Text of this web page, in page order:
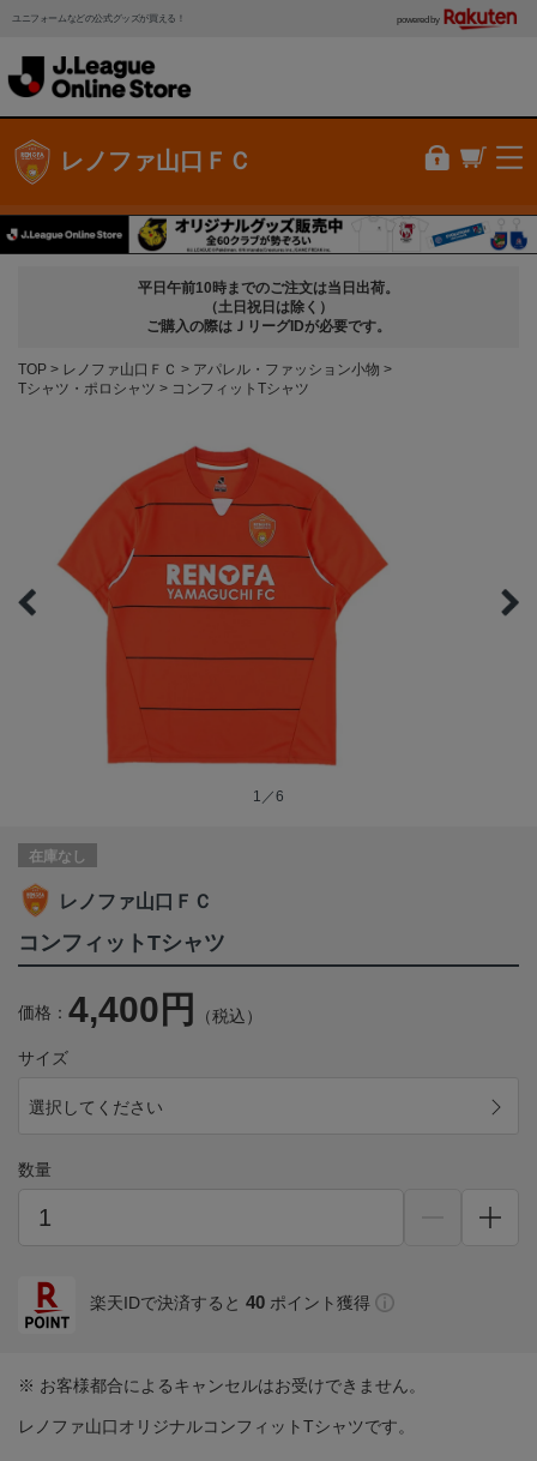
ユニフォームなどの公式グッズが買える！ powered by
レノファ山口ＦＣ
平日午前10時までのご注文は当日出荷。
（土日祝日は除く）
ご購入の際はＪリーグIDが必要です。
TOP レノファ山口ＦＣ
アパレル・ファッション小物
Tシャツ・ポロシャツ
コンフィットTシャツ
1／6
在庫なし
レノファ山口ＦＣ
コンフィットTシャツ
価格： 4,400円 （税込）
サイズ
選択してください
数量
楽天IDで決済すると 40 ポイント獲得
※ お客様都合によるキャンセルはお受けできません。
レノファ山口オリジナルコンフィットTシャツです。